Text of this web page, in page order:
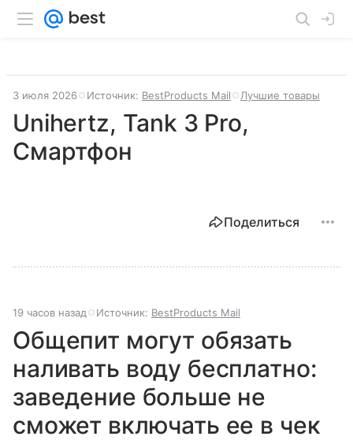
3 июля 2026 Источник: BestProducts Mail Лучшие товары
Unihertz, Tank 3 Pro,
Смартфон
Поделиться
19 часов назад Источник: BestProducts Mail
Общепит могут обязать
наливать воду бесплатно:
заведение больше не
сможет включать ее в чек